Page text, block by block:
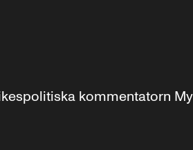
kommentatorn